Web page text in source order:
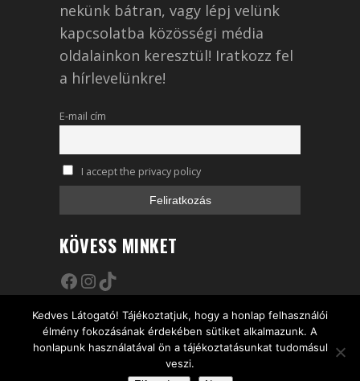
nekünk bátran, vagy lépj velünk
kapcsolatba közösségi média
oldalainkon keresztül! Iratkozz fel
a hírlevelünkre!
E-mail cím
I accept the privacy policy
KÖVESS MINKET
Facebook
Instagram
TikTok
California Coffee Company
Kedves Látogató! Tájékoztatjuk, hogy a honlap felhasználói
élmény fokozásának érdekében sütiket alkalmazunk. A
honlapunk használatával ön a tájékoztatásunkat tudomásul
veszi.